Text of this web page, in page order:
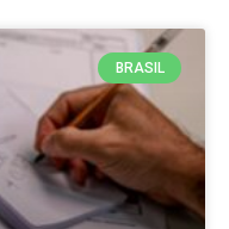
BRASIL